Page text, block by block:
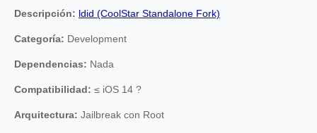
Descripción: ldid (CoolStar Standalone Fork)
Categoría: Development
Dependencias: Nada
Compatibilidad: ≤ iOS 14 ?
Arquitectura: Jailbreak con Root